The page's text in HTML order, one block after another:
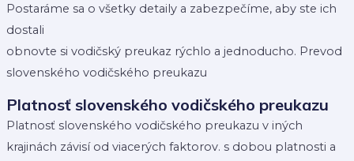
Postaráme sa o všetky detaily a zabezpečíme, aby ste ich
dostali
obnovte si vodičský preukaz rýchlo a jednoducho. Prevod
slovenského vodičského preukazu
Platnosť slovenského vodičského preukazu
Platnosť slovenského vodičského preukazu v iných
krajinách závisí od viacerých faktorov. s dobou platnosti a